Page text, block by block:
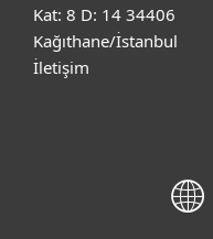
Kat: 8 D: 14 34406
Kağıthane/İstanbul
İletişim